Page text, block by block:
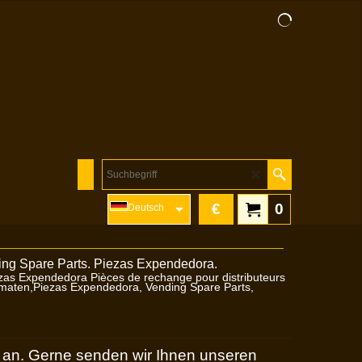
0
€
Deutsch
Expendedora Pièces de rechange pour distributeurs
Expendedora, Vending Spare Parts,
Gerne senden wir Ihnen unseren